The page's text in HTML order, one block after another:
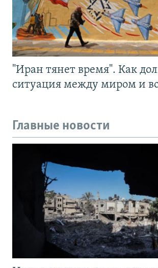
"Иран тянет время". Как
ситуация между миром и
Главные новости